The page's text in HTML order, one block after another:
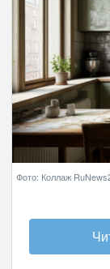
Фото: Коллаж